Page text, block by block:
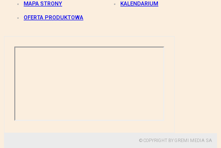
MAPA STRONY KALENDARIUM
OFERTA PRODUKTOWA
© COPYRIGHT BY GREMI MEDIA SA